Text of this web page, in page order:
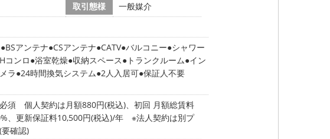
取引態様
一般媒介
BSアンテナ CSアンテナ CATV バルコニー シャワー
コンロ 浴室乾燥 収納スペース トランクルーム イン
ラ 24時間換気システム 2人入居可 保証人不要
須 個人契約は月額880円(税込)、初回 月額総賃料
、更新保証料10,500円(税込)/年 ※法人契約は別プ
要確認)